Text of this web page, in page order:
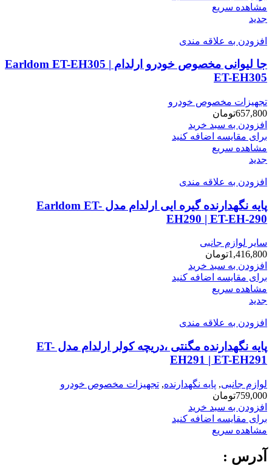
مشاهده سریع
جدید
افزودن به علاقه مندی
جا لیوانی مخصوص خودرو ارلدام Earldom ET-EH305 |
ET-EH305
تجهیزات مخصوص خودرو
657,800تومان
افزودن به سبد خرید
برای مقایسه اضافه کنید
مشاهده سریع
جدید
افزودن به علاقه مندی
پایه نگهدارنده گیره ایی ارلدام مدل Earldom ET-
EH290 | ET-EH-290
سایر لوازم جانبی
1,416,800تومان
افزودن به سبد خرید
برای مقایسه اضافه کنید
مشاهده سریع
جدید
افزودن به علاقه مندی
پایه نگهدارنده مگنتی ،دریچه کولر ارلدام مدل ET-
EH291 | ET-EH291
لوازم جانبی, پایه نگهدارنده, تجهیزات مخصوص خودرو
759,000تومان
افزودن به سبد خرید
برای مقایسه اضافه کنید
مشاهده سریع
آدرس :